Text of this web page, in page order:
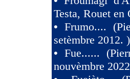
Testa, Rouet en
• Frumo....
setèmbre 2012. )
•Fue......
nouvèmbre